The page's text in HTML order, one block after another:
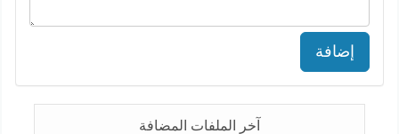
إضافة
آخر الملفات المضافة